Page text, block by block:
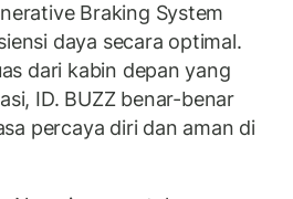
Braking System
daya secara optimal.
dari kabin depan yang
ID. BUZZ benar-benar
percaya diri dan aman di